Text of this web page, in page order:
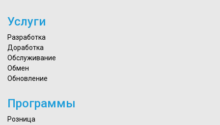
Услуги
Разработка
Доработка
Обслуживание
Обмен
Обновление
Программы
Розница